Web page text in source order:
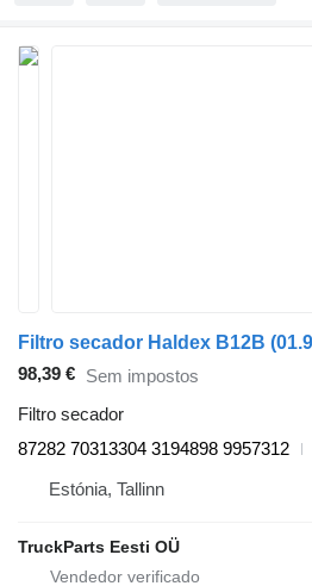
98,39 € Sem impostos
Filtro secador
87282 70313304 3194898 9957312
Estónia, Tallinn
TruckParts Eesti OÜ